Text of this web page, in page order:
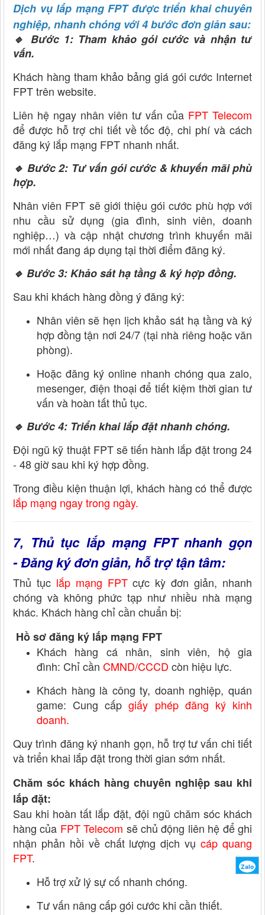
Dịch vụ lắp mạng FPT được triển khai chuyên
nghiệp, nhanh chóng với 4 bước đơn giản sau:
🔹 Bước 1: Tham khảo gói cước và nhận tư
vấn.
Khách hàng tham khảo bảng giá gói cước Internet
FPT trên website.
Liên hệ ngay nhân viên tư vấn của FPT Telecom
để được hỗ trợ chi tiết về tốc độ, chi phí và cách
đăng ký lắp mạng FPT nhanh nhất.
🔹 Bước 2: Tư vấn gói cước & khuyến mãi phù
hợp.
Nhân viên FPT sẽ giới thiệu gói cước phù hợp với
nhu cầu sử dụng (gia đình, sinh viên, doanh
nghiệp…) và cập nhật chương trình khuyến mãi
mới nhất đang áp dụng tại thời điểm đăng ký.
🔹 Bước 3: Khảo sát hạ tầng & ký hợp đồng.
Sau khi khách hàng đồng ý đăng ký:
Nhân viên sẽ hẹn lịch khảo sát hạ tầng và ký
hợp đồng tận nơi 24/7 (tại nhà riêng hoặc văn
phòng).
Hoặc đăng ký online nhanh chóng qua zalo,
mesenger, điện thoại để tiết kiệm thời gian tư
vấn và hoàn tất thủ tục.
🔹 Bước 4: Triển khai lắp đặt nhanh chóng.
Đội ngũ kỹ thuật FPT sẽ tiến hành lắp đặt trong 24
- 48 giờ sau khi ký hợp đồng.
Trong điều kiện thuận lợi, khách hàng có thể được
lắp mạng ngay trong ngày.
7, Thủ tục lắp mạng FPT nhanh gọn
- Đăng ký đơn giản, hỗ trợ tận tâm:
Thủ tục lắp mạng FPTcực kỳ đơn giản, nhanh
chóng và không phức tạp như nhiều nhà mạng
khác. Khách hàng chỉ cần chuẩn bị:
Hồ sơ đăng ký lắp mạng FPT
Khách hàng cá nhân, sinh viên, hộ gia
đình: Chỉ cần CMND/CCCD còn hiệu lực.
Khách hàng là công ty, doanh nghiệp, quán
game: Cung cấp giấy phép đăng ký kinh
doanh.
Quy trình đăng ký nhanh gọn, hỗ trợ tư vấn chi tiết
và triển khai lắp đặt trong thời gian sớm nhất.
Chăm sóc khách hàng chuyên nghiệp sau khi
lắp đặt:
Sau khi hoàn tất lắp đặt, đội ngũ chăm sóc khách
hàng của FPT Telecom sẽ chủ động liên hệ để ghi
nhận phản hồi về chất lượng dịch vụcáp quang
FPT.
Hỗ trợ xử lý sự cố nhanh chóng.
Tư vấn nâng cấp gói cước khi cần thiết.
Zalo